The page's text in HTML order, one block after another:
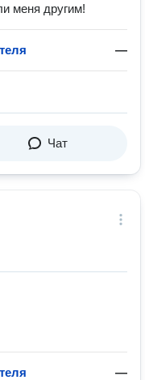
меня другим!
—
Чат
—